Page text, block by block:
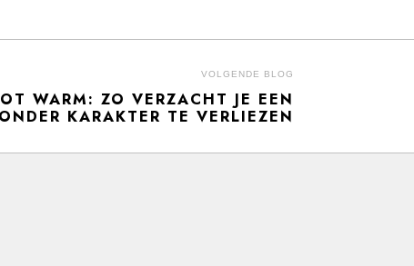
VOLGENDE BLOG
WARM: ZO VERZACHT JE EEN
KARAKTER TE VERLIEZEN